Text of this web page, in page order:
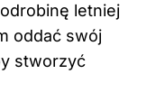
letniej
oddać swój
stworzyć